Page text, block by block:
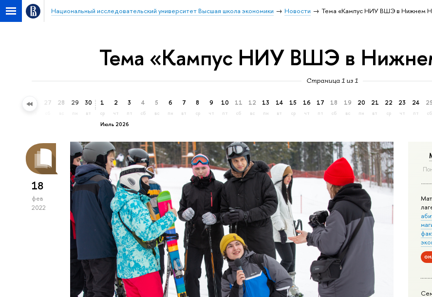
Национальный исследовательский университет Высшая школа экономики Новости Тема «Кампус НИУ ВШЭ в Нижнем
Тема «Кампус НИУ ВШЭ в
Страница 1 из 1
26 27 28 29
пн
30
вт
Июль 2026
1
ср
2
чт
3
пт
4
сб
5
вс
6
пн
7
вт
8
ср
9
чт
10
пт
11
сб
12
вс
13
пн
14
вт
15
ср
16
чт
17
пт
18
сб
19
вс
20
пн
21
вт
22
ср
23
чт
24
пт
25
сб
18
фев
2022